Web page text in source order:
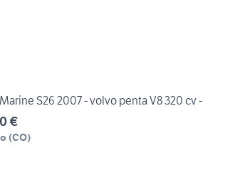
S26 2007 - volvo penta V8 320 cv -
€
(CO)